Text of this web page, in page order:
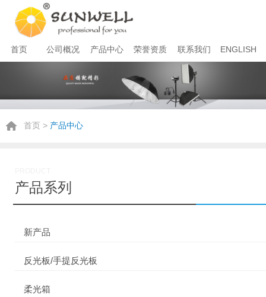
首页 公司概况 产品中心 荣誉资质 联系我们 ENGLISH
首页 > 产品中心
产品系列
新产品
反光板/手提反光板
柔光箱